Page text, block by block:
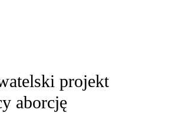
projekt
aborcję